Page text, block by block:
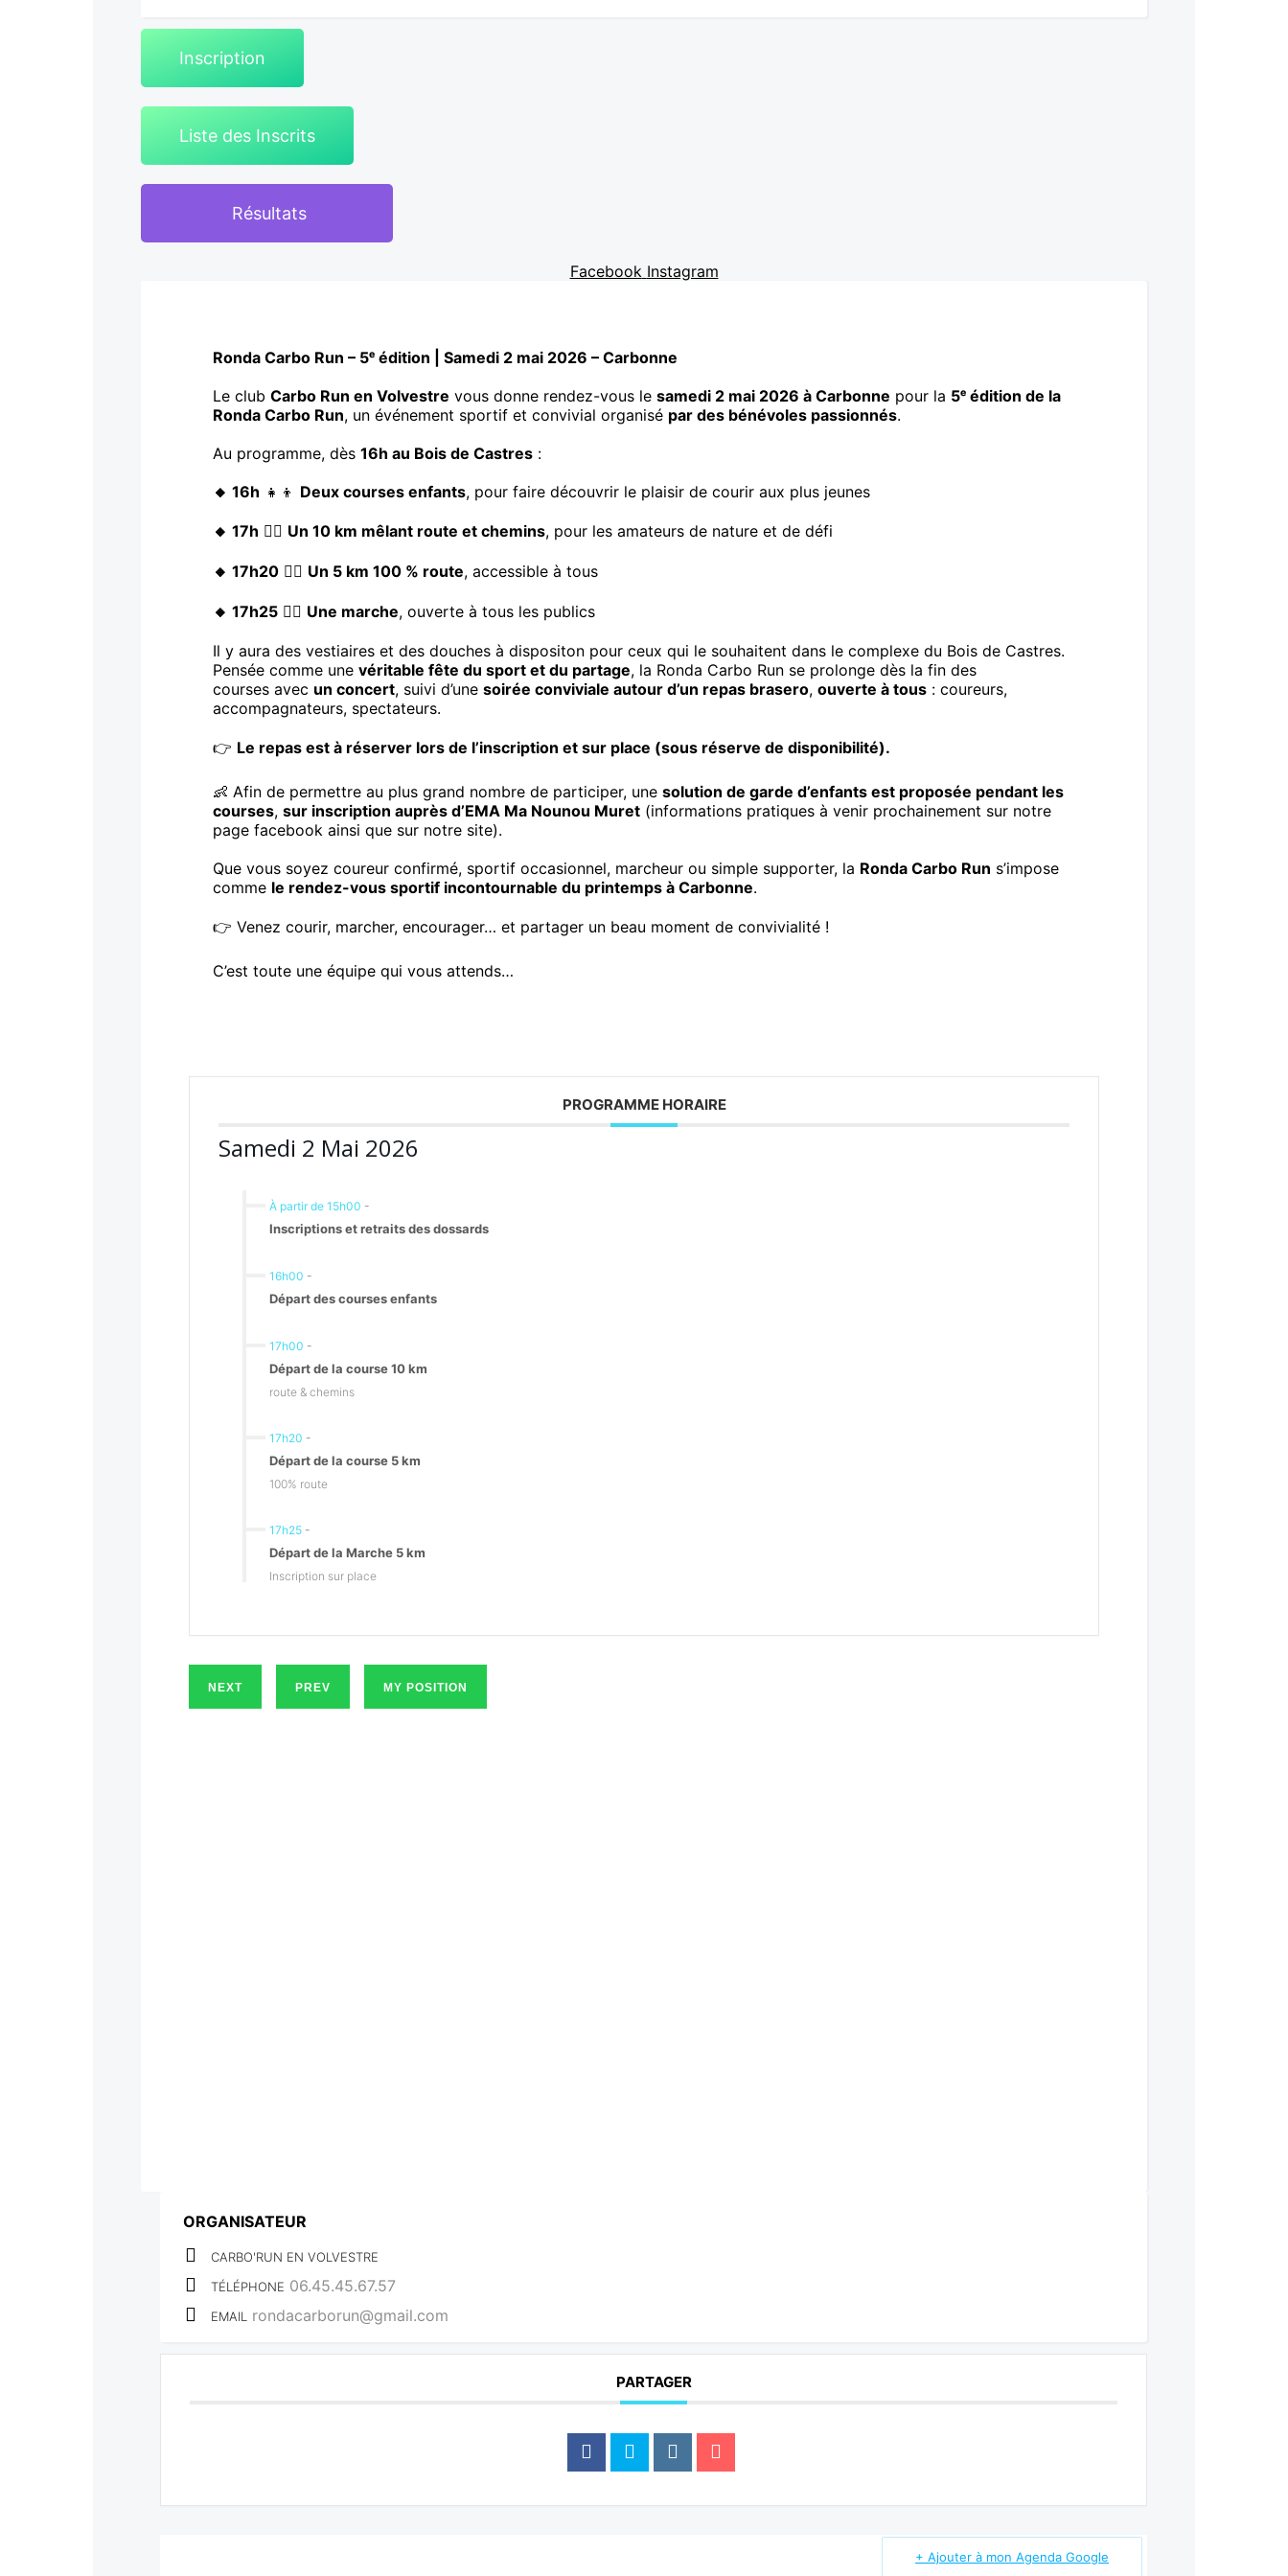
Inscription
Liste des Inscrits
Résultats
Facebook Instagram
Ronda Carbo Run – 5ᵉ édition | Samedi 2 mai 2026 – Carbonne
Le club Carbo Run en Volvestre vous donne rendez-vous le samedi 2 mai 2026 à Carbonne pour la 5ᵉ édition de la
Ronda Carbo Run, un événement sportif et convivial organisé par des bénévoles passionnés.
Au programme, dès 16h au Bois de Castres :
🔸 16h 👧👦 Deux courses enfants, pour faire découvrir le plaisir de courir aux plus jeunes
🔸 17h 🏃‍♂️ Un 10 km mêlant route et chemins, pour les amateurs de nature et de défi
🔸 17h20 🏃‍♀️ Un 5 km 100 % route, accessible à tous
🔸 17h25 🚶‍♀️ Une marche, ouverte à tous les publics
Il y aura des vestiaires et des douches à dispositon pour ceux qui le souhaitent dans le complexe du Bois de Castres.
Pensée comme une véritable fête du sport et du partage, la Ronda Carbo Run se prolonge dès la fin des
courses avec un concert, suivi d’une soirée conviviale autour d’un repas brasero, ouverte à tous : coureurs,
accompagnateurs, spectateurs.
👉 Le repas est à réserver lors de l’inscription et sur place (sous réserve de disponibilité).
👶 Afin de permettre au plus grand nombre de participer, une solution de garde d’enfants est proposée pendant les
courses, sur inscription auprès d’EMA Ma Nounou Muret (informations pratiques à venir prochainement sur notre
page facebook ainsi que sur notre site).
Que vous soyez coureur confirmé, sportif occasionnel, marcheur ou simple supporter, la Ronda Carbo Run s’impose
comme le rendez-vous sportif incontournable du printemps à Carbonne.
👉 Venez courir, marcher, encourager… et partager un beau moment de convivialité !
C’est toute une équipe qui vous attends…
PROGRAMME HORAIRE
Samedi 2 Mai 2026
À partir de 15h00 -
Inscriptions et retraits des dossards
16h00 -
Départ des courses enfants
17h00 -
Départ de la course 10 km
route & chemins
17h20 -
Départ de la course 5 km
100% route
17h25 -
Départ de la Marche 5 km
Inscription sur place
NEXT PREV MY POSITION
ORGANISATEUR
CARBO'RUN EN VOLVESTRE
TÉLÉPHONE 06.45.45.67.57
EMAIL rondacarborun@gmail.com
PARTAGER
+ Ajouter à mon Agenda Google